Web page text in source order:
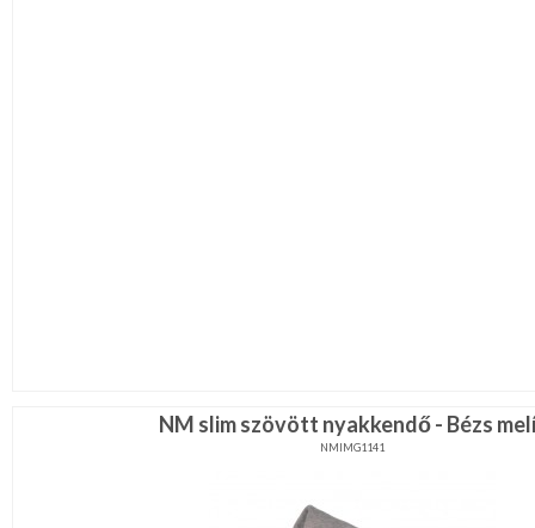
NM slim szövött nyakkendő - Bézs
NMIMG1141